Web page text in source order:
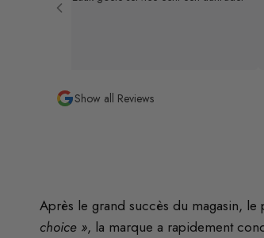
Show all Reviews
Après le grand succès du magasin,
choice », la marque a rapidement